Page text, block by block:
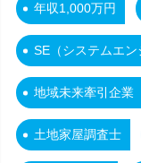
年収1,000万円
SE（システムエン
地域未来牽引企業
土地家屋調査士